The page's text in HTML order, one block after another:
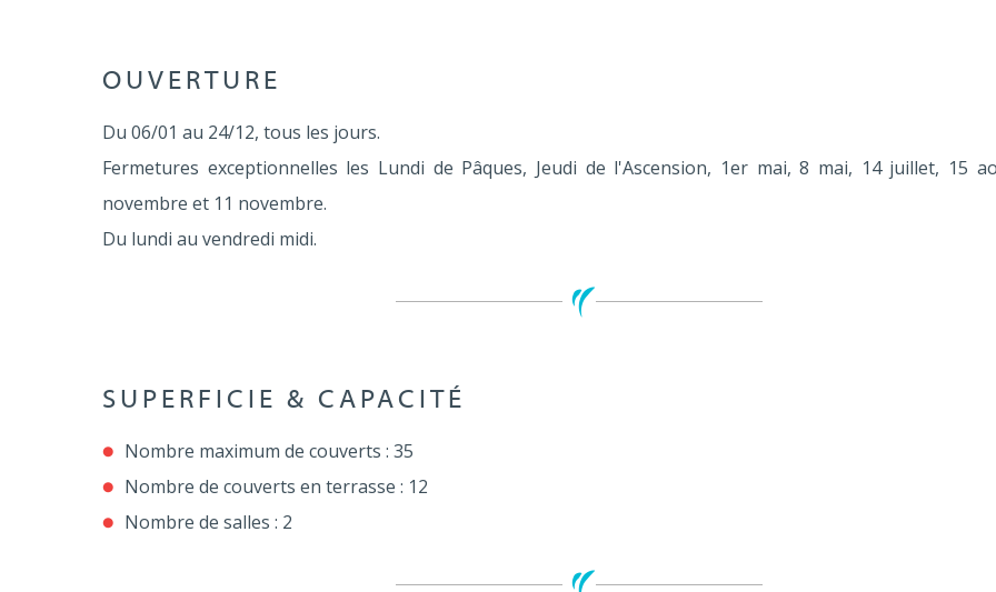
OUVERTURE
Du 06/01 au 24/12, tous les jours.
Fermetures exceptionnelles les Lundi de Pâques, Jeudi de l'Ascension, 1er mai, 8 mai, 14 juillet, 15
novembre et 11 novembre.
Du lundi au vendredi midi.
SUPERFICIE & CAPACITÉ
Nombre maximum de couverts : 35
Nombre de couverts en terrasse : 12
Nombre de salles : 2